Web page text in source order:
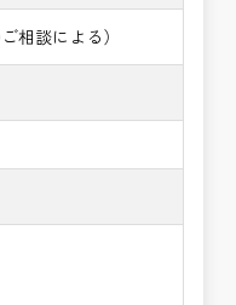
相談による）